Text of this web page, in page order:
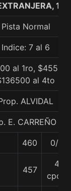
Pista Normal
Indice: 7 al 6
al 1ro,
al 4to
ALVIDAL
E. CARREÑO R.
460 0/0
457
4
cpos.